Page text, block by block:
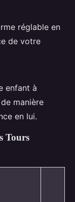
réglable en
de votre
enfant à
manière
en lui.
Tours